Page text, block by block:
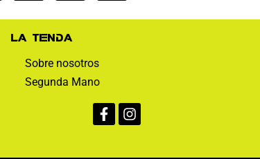
mastercard
paypal
La tienda
Sobre nosotros
Segunda Mano
f